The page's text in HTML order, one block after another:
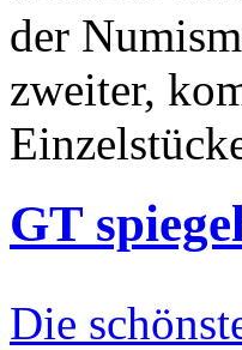
der
zweiter,
GT
Die